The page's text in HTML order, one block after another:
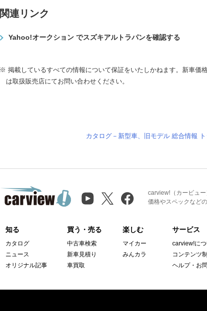
関連リンク
Yahoo!オークション でスズキアルトラパンを確認する
※ 掲載しているすべての情報について保証をいたしかねます。新車価
は取扱販売店にてお問い合わせください。
カタログ－新型車、旧モデル 総合情報
carview!（カービュ
価格やスペックなど
知る
カタログ
ニュース
オリジナル記事
買う・売る
中古車検索
新車見積り
車買取
楽しむ
マイカー
みんカラ
サービス
carview!に
コンテンツ
ヘルプ・お